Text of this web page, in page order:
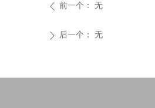
ꄴ 前一个： 无
ꄲ 后一个： 无